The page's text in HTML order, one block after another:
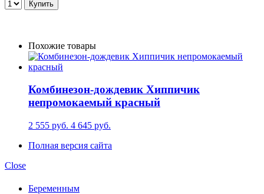
Похожие товары
Комбинезон-дождевик Хиппичик
непромокаемый красный
2 555 руб. 4 645 руб.
Полная версия сайта
Close
Беременным